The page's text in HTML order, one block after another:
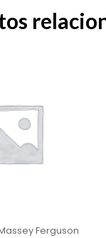
Ferguson